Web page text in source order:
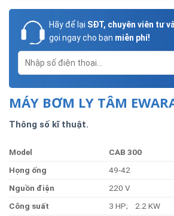
Hãy để lại SĐT, chuyên viên tư
gọi ngay cho bạn miễn phí!
MÁY BƠM LY TÂM
Thông số kĩ thuật.
Model
CAB 300
Họng ống
49-42
Nguồn điện
220 V
Công suất
3 HP; 2.2 KW